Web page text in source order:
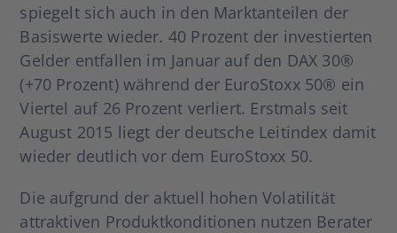
spie­gelt sich auch in den Markt­an­tei­len der
Basis­wer­te wie­der. 40 Pro­zent der inves­tier­ten
Gel­der ent­fal­len im Janu­ar auf den DAX 30®
(+70 Pro­zent) wäh­rend der Euro­S­to­xx 50® ein
Vier­tel auf 26 Pro­zent ver­liert. Erst­mals seit
August 2015 liegt der deut­sche Leit­in­dex damit
wie­der deut­lich vor dem Euro­S­to­xx 50.
Die auf­grund der aktu­ell hohen Vola­ti­li­tät
attrak­ti­ven Pro­dukt­kon­di­tio­nen nut­zen Bera­ter